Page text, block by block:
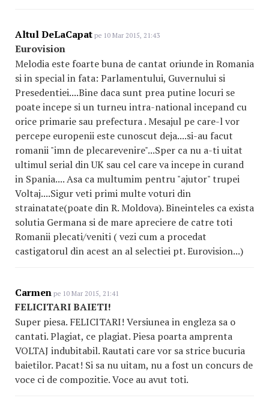
Altul DeLaCapat pe 10 Mar 2015, 21:43
Eurovision
Melodia este foarte buna de cantat oriunde in Romania
si in special in fata: Parlamentului, Guvernului si
Presedentiei....Bine daca sunt prea putine locuri se
poate incepe si un turneu intra-national incepand cu
orice primarie sau prefectura . Mesajul pe care-l vor
percepe europenii este cunoscut deja....si-au facut
romanii "imn de plecarevenire"...Sper ca nu a-ti uitat
ultimul serial din UK sau cel care va incepe in curand
in Spania.... Asa ca multumim pentru "ajutor" trupei
Voltaj....Sigur veti primi multe voturi din
strainatate(poate din R. Moldova). Bineinteles ca exista
solutia Germana si de mare apreciere de catre toti
Romanii plecati/veniti ( vezi cum a procedat
castigatorul din acest an al selectiei pt. Eurovision...)
Carmen pe 10 Mar 2015, 21:41
FELICITARI BAIETI!
Super piesa. FELICITARI! Versiunea in engleza sa o
cantati. Plagiat, ce plagiat. Piesa poarta amprenta
VOLTAJ indubitabil. Rautati care vor sa strice bucuria
baietilor. Pacat! Si sa nu uitam, nu a fost un concurs de
voce ci de compozitie. Voce au avut toti.